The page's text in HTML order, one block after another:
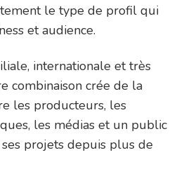
le type de profil qui
et audience.
internationale et très
combinaison crée de la
les producteurs, les
les médias et un public
projets depuis plus de